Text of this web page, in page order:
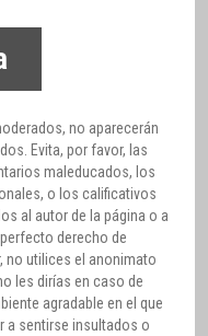
no aparecerán
Evita, por favor, las
maleducados, los
o los calificativos
al autor de la página o a
derecho de
no utilices el anonimato
les dirías en caso de
agradable en el que
a sentirse insultados o